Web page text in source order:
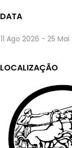
DATA
11 Ago 2026 - 25 Mai
LOCALIZAÇÃO